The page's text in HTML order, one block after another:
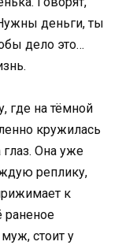
деньги, ты
дело это…
где на тёмной
кружилась
Она уже
реплику,
к
раненое
стоит у